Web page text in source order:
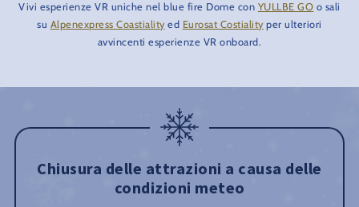
Vivi esperienze VR uniche nel blue fire Dome con YULLBE GO o sali
su Alpenexpress Coastiality ed Eurosat Costiality per ulteriori
avvincenti esperienze VR onboard.
Chiusura delle attrazioni a causa delle
condizioni meteo